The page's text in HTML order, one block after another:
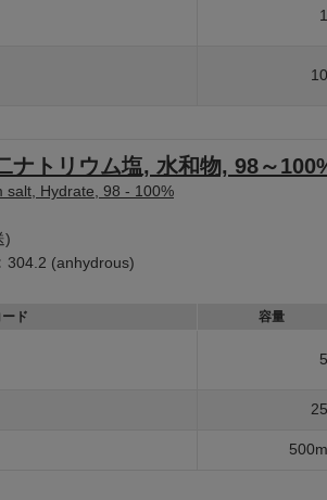
ナトリウム塩, 水和物, 98～
salt, Hydrate, 98 - 100%
)
304.2 (anhydrous)
ド 容量